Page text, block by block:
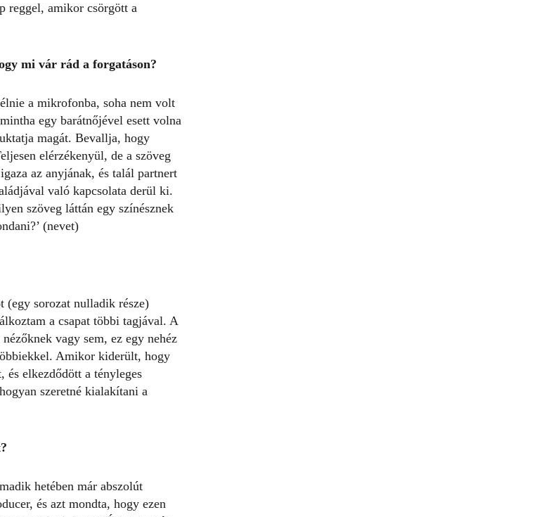
reggel, amikor csörgött a
mi vár rád a forgatáson?
a mikrofonba, soha nem volt
egy barátnőjével esett volna
magát. Bevallja, hogy
elérzékenyül, de a szöveg
az anyjának, és talál partnert
való kapcsolata derül ki.
szöveg láttán egy színésznek
(nevet)
(egy sorozat nulladik része)
a csapat többi tagjával. A
vagy sem, ez egy nehéz
Amikor kiderült, hogy
és elkezdődött a tényleges
szeretné kialakítani a
hetében már abszolút
és azt mondta, hogy ezen